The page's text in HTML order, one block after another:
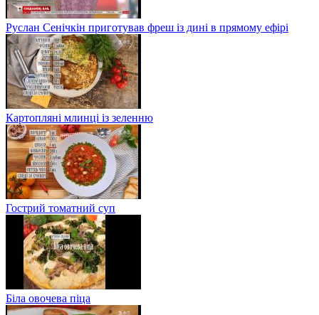
Руслан Сенічкін приготував фреш із дині в прямому ефірі
Картопляні млинці із зеленню
Гострий томатний суп
Біла овочева піца